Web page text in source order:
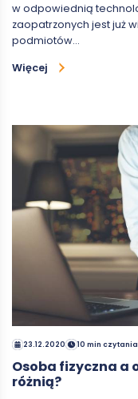
w odpowiednią
zaopatrzonych jest już
podmiotów…
Więcej
23.12.2020 10 min czytania
Osoba fizyczna a
różnią?